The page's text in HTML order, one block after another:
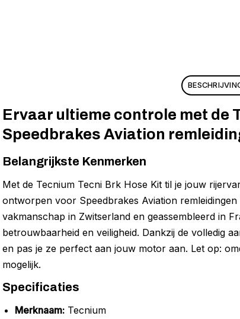
Ervaar ultieme controle met de
Speedbrakes Aviation
Belangrijkste Kenmerken
Met de Tecnium Tecni Brk Hose Kit til je jouw
ontworpen voor Speedbrakes Aviation
vakmanschap in Zwitserland en geassembleerd in
betrouwbaarheid en veiligheid. Dankzij de volledig
en pas je ze perfect aan jouw motor aan. Let op:
mogelijk.
Specificaties
Merknaam:Tecnium